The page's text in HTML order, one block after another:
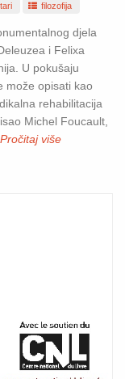
filozofija
djela
i Felixa
U pokušaju
može opisati kao
rehabilitacija
Michel Foucault,
Pročitaj više